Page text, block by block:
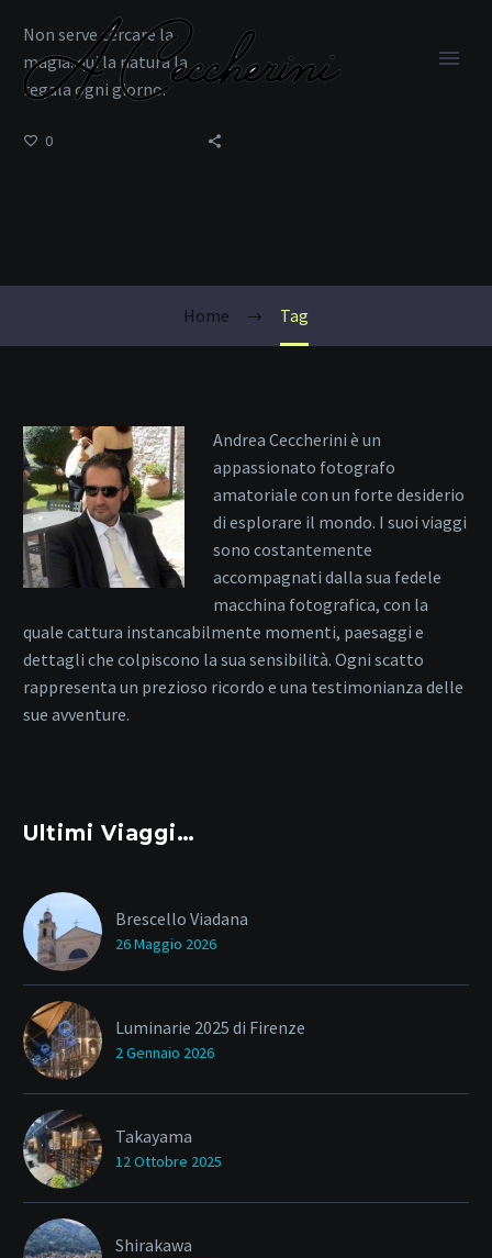
Home Tag
Non serve cercare la
magia: qui la natura la
regala ogni giorno.
0
Andrea Ceccherini è un
appassionato fotografo
amatoriale con un forte desiderio
di esplorare il mondo. I suoi viaggi
sono costantemente
accompagnati dalla sua fedele
macchina fotografica, con la
quale cattura instancabilmente momenti, paesaggi e
dettagli che colpiscono la sua sensibilità. Ogni scatto
rappresenta un prezioso ricordo e una testimonianza delle
sue avventure.
Ultimi Viaggi…
Brescello Viadana
26 Maggio 2026
Luminarie 2025 di Firenze
2 Gennaio 2026
Takayama
12 Ottobre 2025
Shirakawa